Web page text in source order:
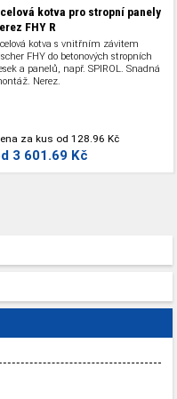
kotva pro stropní panely
FHY R
kotva s vnitřním závitem
FHY do betonových stropních
a panelů, např. SPIROL. Snadná
Nerez.
za kus od 128.96 Kč
3 601.69 Kč